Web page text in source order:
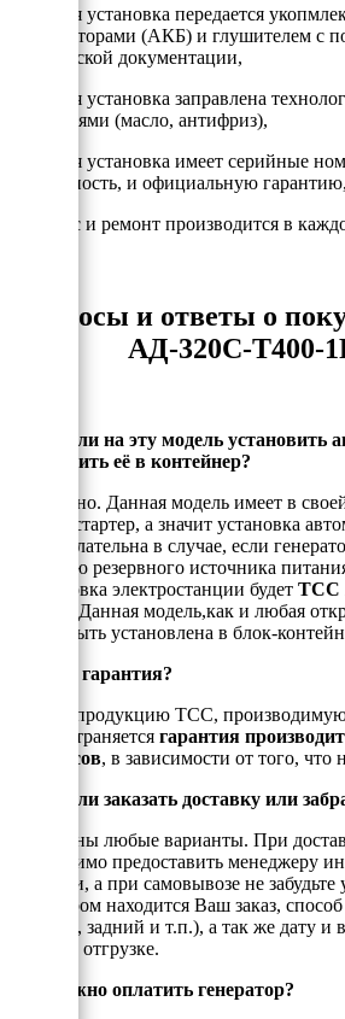
- Каждая установка передается
аккумулторами (АКБ) и глушителем с
технической документации,
- Каждая установка заправлена
жидкостями (масло, антифриз),
- Каждая установка имеет серийные
подлинность, и официальную гарантию,
- Сервис и ремонт производится в
Вопросы и ответы о
АД-320С-Т400-
Можно ли на эту модель установить
установить её в контейнер?
Да, можно. Данная модель имеет в
электростартер, а значит установка
даже желательна в случае, если
функцию резервного источника
маркировка электростанции будет ТСС
. Данная модель,как и любая
может быть установлена в блок-
Есть ли гарантия?
На всю продукцию ТСС, производимую
распространяется гарантия
моточасов, в зависимости от того, что
Можно ли заказать доставку или
Возможны любые варианты. При
необходимо предоставить менеджеру
доставки, а при самовывозе не
на котором находится Ваш заказ,
боковой, задний и т.п.), а так же дату и
товара к отгрузке.
Как можно оплатить генератор?